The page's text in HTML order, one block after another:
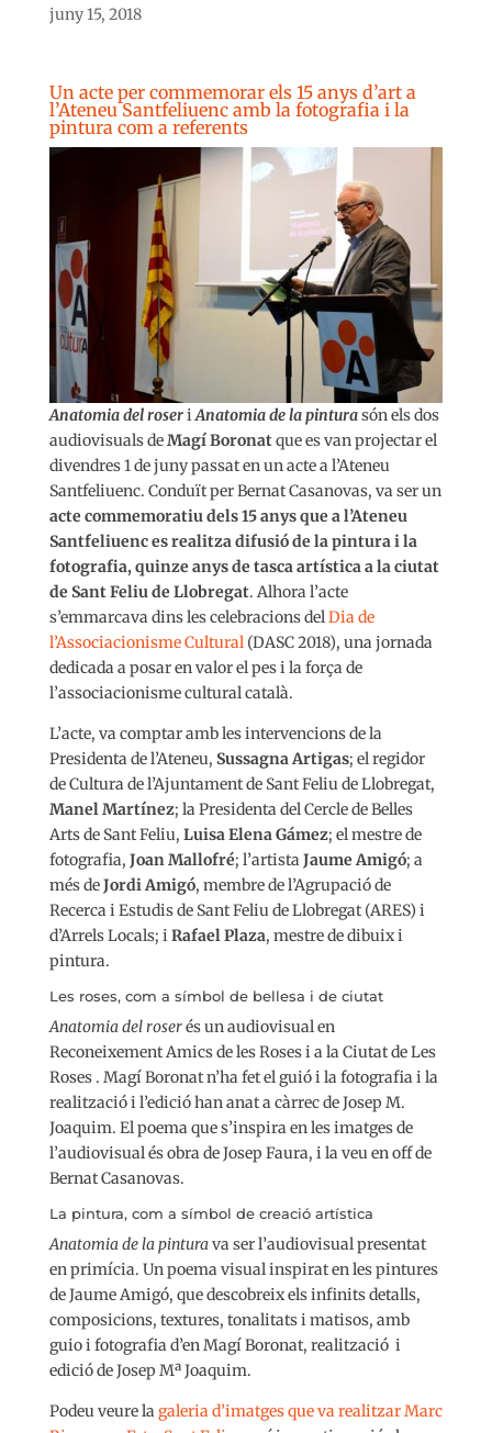
juny 15, 2018
Un acte per commemorar els 15 anys d’art a
l’Ateneu Santfeliuenc amb la fotografia i la
pintura com a referents
Anatomia del roseriAnatomia de la pinturasón els dos
audiovisuals deMagí Boronatque es van projectar el
divendres 1 de juny passat en un acte a l’Ateneu
Santfeliuenc. Conduït per Bernat Casanovas, va ser un
acte commemoratiu dels 15 anys que a l’Ateneu
Santfeliuenc es realitza difusió de la pintura i la
fotografia, quinze anys de tasca artística a la ciutat
de Sant Feliu de Llobregat. Alhora l’acte
s’emmarcava dins les celebracions delDia de
l’Associacionisme Cultural(DASC 2018), una jornada
dedicada a posar en valor el pes i la força de
l’associacionisme cultural català.
L’acte, va comptar amb les intervencions de la
Presidenta de l’Ateneu, Sussagna Artigas; el regidor
de Cultura de l’Ajuntament de Sant Feliu de Llobregat,
Manel Martínez; la Presidenta del Cercle de Belles
Arts de Sant Feliu, Luisa Elena Gámez; el mestre de
fotografia, Joan Mallofré; l’artista Jaume Amigó; a
més deJordi Amigó, membre de l’Agrupació de
Recerca i Estudis de Sant Feliu de Llobregat (ARES) i
d’Arrels Locals; iRafael Plaza, mestre de dibuix i
pintura.
Les roses, com a símbol de bellesa i de ciutat
Anatomia del roserés un audiovisual en
Reconeixement Amics de les Roses i a la Ciutat de Les
Roses . Magí Boronat n’ha fet el guió i la fotografia i la
realització i l’edició han anat a càrrec de Josep M.
Joaquim. El poema que s’inspira en les imatges de
l’audiovisual és obra de Josep Faura, i la veu en off de
Bernat Casanovas.
La pintura, com a símbol de creació artística
Anatomia de la pinturava ser l’audiovisual presentat
en primícia. Un poema visual inspirat en les pintures
de Jaume Amigó, que descobreix els infinits detalls,
composicions, textures, tonalitats i matisos, amb
guio i fotografia d’en Magí Boronat, realització i
edició de Josep Mª Joaquim.
Podeu veure la galeria d’imatges que va realitzar Marc